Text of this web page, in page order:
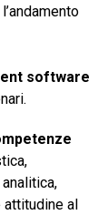
software
al